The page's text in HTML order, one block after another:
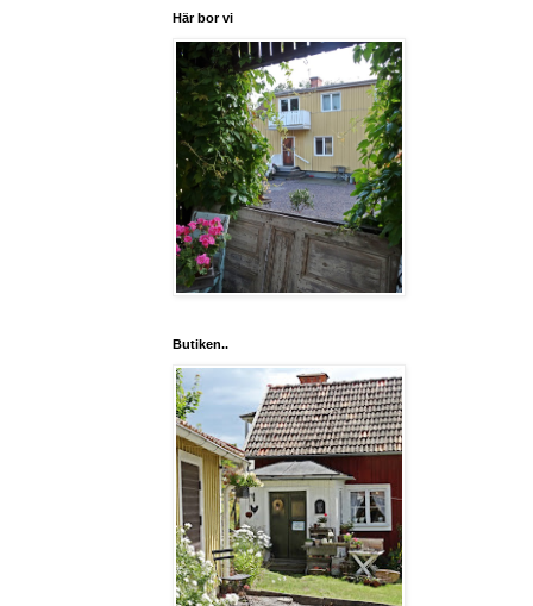
Här bor vi
Butiken..